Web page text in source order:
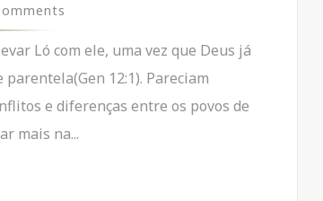
Ló com ele, uma vez que Deus já
12:1). Pareciam
e diferenças entre os povos de
mais na...